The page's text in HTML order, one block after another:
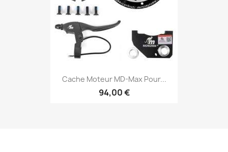
Cache Moteur MD-Max Pour...
94,00 €